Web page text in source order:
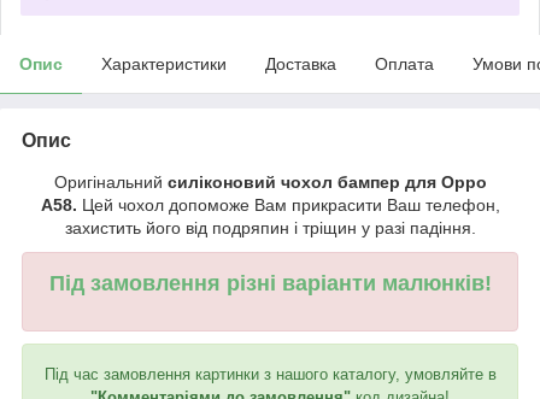
Опис Характеристики Доставка Оплата Умови
Опис
Оригінальний силіконовий чохол бампер для Oppo
A58. Цей чохол допоможе Вам прикрасити Ваш телефон,
захистить його від подряпин і тріщин у разі падіння.
Під замовлення різні варіанти малюнків!
Під час замовлення картинки з нашого каталогу, умовляйте в